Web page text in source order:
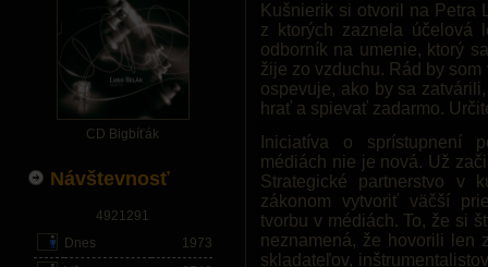
CD Bigbíťák
Návštevnosť
4921291
Dnes
1973
Kušnierik si otvoril na Petra
z ktorých zaznela účelová
odborník na umenie, ktorý
žije zo vzduchu. Rád by
ospevuje, ako by sa
hrať a spievať zadarmo.
Iniciatíva o sprístupnení
médiách nie je nová. Už
Strategické partnerstvo v
zákonom vytvoriť väčší
tvorbu v médiách. To, že si
neznamená, že hovorili len
skladateľov,